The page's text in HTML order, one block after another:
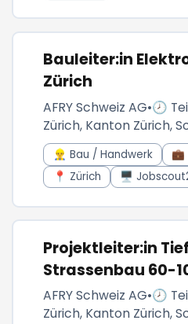
Bauleiter:in
Zürich
AFRY Schweiz AG•🕗
Zürich, Kanton Zürich,
👷‍♂️ Bau / Handwerk
💼
📍 Zürich
🖥️
Projektleiter:in
Strassenbau 60-
AFRY Schweiz AG•🕗
Zürich, Kanton Zürich,